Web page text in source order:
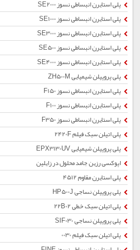
پلی استایرن انبساطی نسوز SE2000
پلی استایرن انبساطی نسوز SE1000
پلی استایرن انبساطی نسوز SE3000
پلی استایرن انبساطی نسوز SE500
پلی استایرن انبساطی نسوز SE4000
پلی پروپیلن شیمیایی ZH500M
پلی استایرن انبساطی نسوز F150
پلی استایرن انبساطی نسوز F100
پلی استایرن انبساطی نسوز F350
پلی اتیلن سبک فیلم 2420F
پلی پروپیلن شیمیایی EPX3130UV
اپوکسی رزین جامد محلول در زایلین
پلی استایرن مقاوم 4512
پلی پروپیلن نساجی HP500J
پلی اتیلن سبک خطی 22B02
پلی پروپیلن نساجی SIF030
پلی اتیلن سبک فیلم 0030